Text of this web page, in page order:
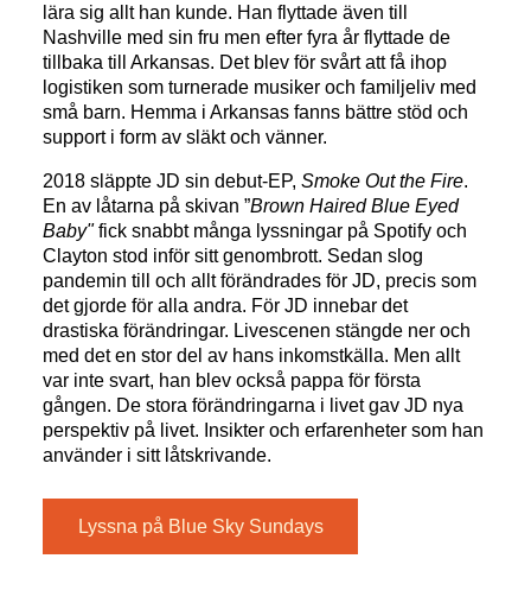
lära sig allt han kunde. Han flyttade även till
Nashville med sin fru men efter fyra år flyttade de
tillbaka till Arkansas. Det blev för svårt att få ihop
logistiken som turnerade musiker och familjeliv med
små barn. Hemma i Arkansas fanns bättre stöd och
support i form av släkt och vänner.
2018 släppte JD sin debut-EP,Smoke Out the Fire.
En av låtarna på skivan ”Brown Haired Blue Eyed
Baby"fick snabbt många lyssningar på Spotify och
Clayton stod inför sitt genombrott. Sedan slog
pandemin till och allt förändrades för JD, precis som
det gjorde för alla andra. För JD innebar det
drastiska förändringar. Livescenen stängde ner och
med det en stor del av hans inkomstkälla. Men allt
var inte svart, han blev också pappa för första
gången. De stora förändringarna i livet gav JD nya
perspektiv på livet. Insikter och erfarenheter som han
använder i sitt låtskrivande.
Lyssna på Blue Sky Sundays